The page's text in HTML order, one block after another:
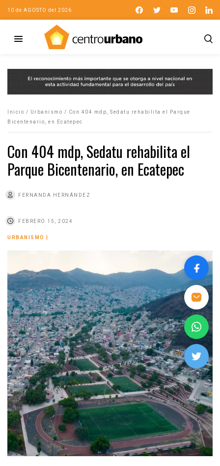
10 de AGOSTO del 2026
Inicio / Urbanismo / Con 404 mdp, Sedatu rehabilita el Parque
Bicentenario, en Ecatepec
Con 404 mdp, Sedatu rehabilita el
Parque Bicentenario, en Ecatepec
FERNANDA HERNÁNDEZ
FEBRERO 15, 2024
URBANISMO